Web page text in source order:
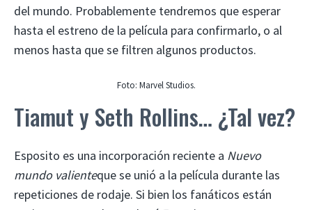
del mundo. Probablemente tendremos que esperar
hasta el estreno de la película para confirmarlo, o al
menos hasta que se filtren algunos productos.
Foto: Marvel Studios.
Tiamut y Seth Rollins… ¿Tal vez?
Esposito es una incorporación reciente a Nuevo
mundo valienteque se unió a la película durante las
repeticiones de rodaje. Si bien los fanáticos están